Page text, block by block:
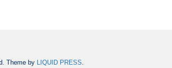
Theme by LIQUID PRESS.